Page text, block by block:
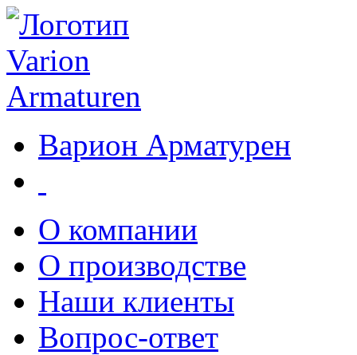
Варион Арматурен
О компании
О производстве
Наши клиенты
Вопрос-ответ